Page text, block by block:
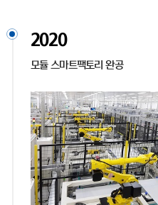
2020
모듈 스마트팩토리 완공